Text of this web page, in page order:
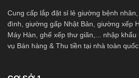
Cung cấp lắp đặt sỉ lẻ giường bệnh
đình, giường gấp Nhật Bản, giường xếp
Máy Hàn, ghế xếp thư giãn,... nhập
vụ Bán hàng & Thu tiền tại nhà toàn